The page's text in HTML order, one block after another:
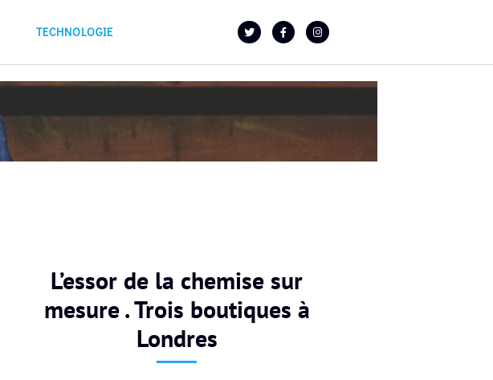
TECHNOLOGIE
L’essor de la chemise sur
mesure . Trois boutiques à
Londres